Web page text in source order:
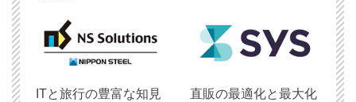
ITと旅行の豊富な知見
直販の最適化と最大化